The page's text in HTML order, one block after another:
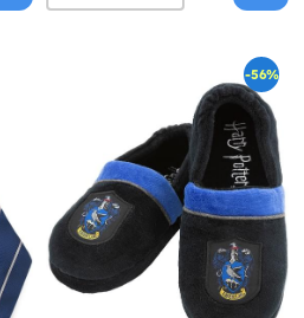
-56%